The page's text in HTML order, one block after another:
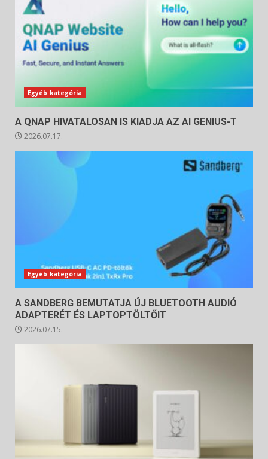
Egyéb kategória
A QNAP HIVATALOSAN IS KIADJA AZ AI GENIUS-T
2026.07.17.
Egyéb kategória
A SANDBERG BEMUTATJA ÚJ BLUETOOTH AUDIÓ
ADAPTERÉT ÉS LAPTOPTÖLTŐIT
2026.07.15.